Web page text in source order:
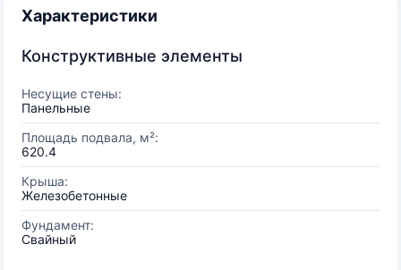
Характеристики
Конструктивные элементы
Несущие стены:
Панельные
Площадь подвала, м²:
620.4
Крыша:
Железобетонные
Фундамент:
Свайный